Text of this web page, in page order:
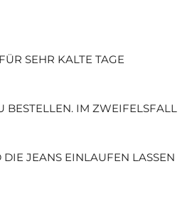
SEHR KALTE TAGE
IM ZWEIFELSFALL K
JEANS EINLAUFEN LASSEN